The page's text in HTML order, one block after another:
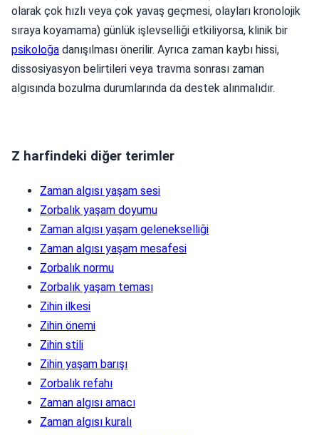
olarak çok hızlı veya çok yavaş geçmesi, olayları kronolojik
sıraya koyamama) günlük işlevselliği etkiliyorsa, klinik bir
psikoloğa danışılması önerilir. Ayrıca zaman kaybı hissi,
dissosiyasyon belirtileri veya travma sonrası zaman
algısında bozulma durumlarında da destek alınmalıdır.
Z harfindeki diğer terimler
Zaman algısı yaşam sesi
Zorbalık yaşam doyumu
Zaman algısı yaşam gelenekselliği
Zaman algısı yaşam mesafesi
Zorbalık normu
Zorbalık yaşam teması
Zihin ilkesi
Zihin önemi
Zihin stili
Zihin yaşam barışı
Zorbalık refahı
Zaman algısı amacı
Zaman algısı kuralı